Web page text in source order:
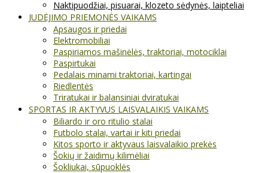
Naktipuodžiai, pisuarai, klozeto sėdynės, laipteliai
JUDĖJIMO PRIEMONĖS VAIKAMS
Apsaugos ir priedai
Elektromobiliai
Paspiriamos mašinėlės, traktoriai, motociklai
Paspirtukai
Pedalais minami traktoriai, kartingai
Riedlentės
Triratukai ir balansiniai dviratukai
SPORTAS IR AKTYVUS LAISVALAIKIS VAIKAMS
Biliardo ir oro ritulio stalai
Futbolo stalai, vartai ir kiti priedai
Kitos sporto ir aktyvaus laisvalaikio prekės
Šokių ir žaidimų kilimėliai
Šokliukai, sūpuoklės